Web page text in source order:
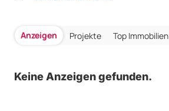
Anzeigen Projekte Top Immobilien
Keine Anzeigen gefunden.